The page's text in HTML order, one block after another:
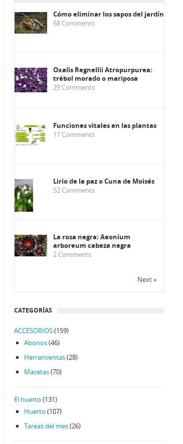
Cómo eliminar los sapos del jardín
68 Comments
Oxalis Regnellii Atropurpurea:
trébol morado o mariposa
29 Comments
Funciones vitales en las plantas
17 Comments
Lirio de la paz o Cuna de Moisés
52 Comments
La rosa negra: Aeonium
arboreum cabeza negra
2 Comments
Next »
CATEGORÍAS
ACCESORIOS(159)
Abonos(46)
Herramientas(28)
Macetas(70)
El huerto (131)
Huerto (107)
Tareas del mes(26)